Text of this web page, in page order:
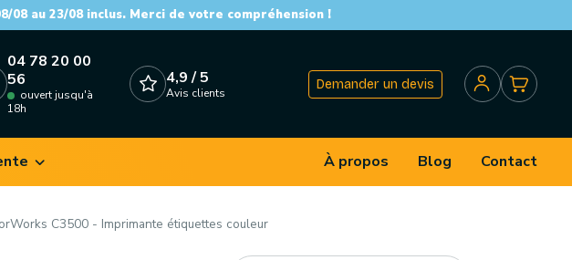
au 23/08 inclus. Merci de votre compréhension !
04 78 20 00
56
ouvert jusqu'à
18h
4,9 / 5
Avis clients
Demander un devis
À propos Blog Contact
C3500 - Imprimante étiquettes couleur